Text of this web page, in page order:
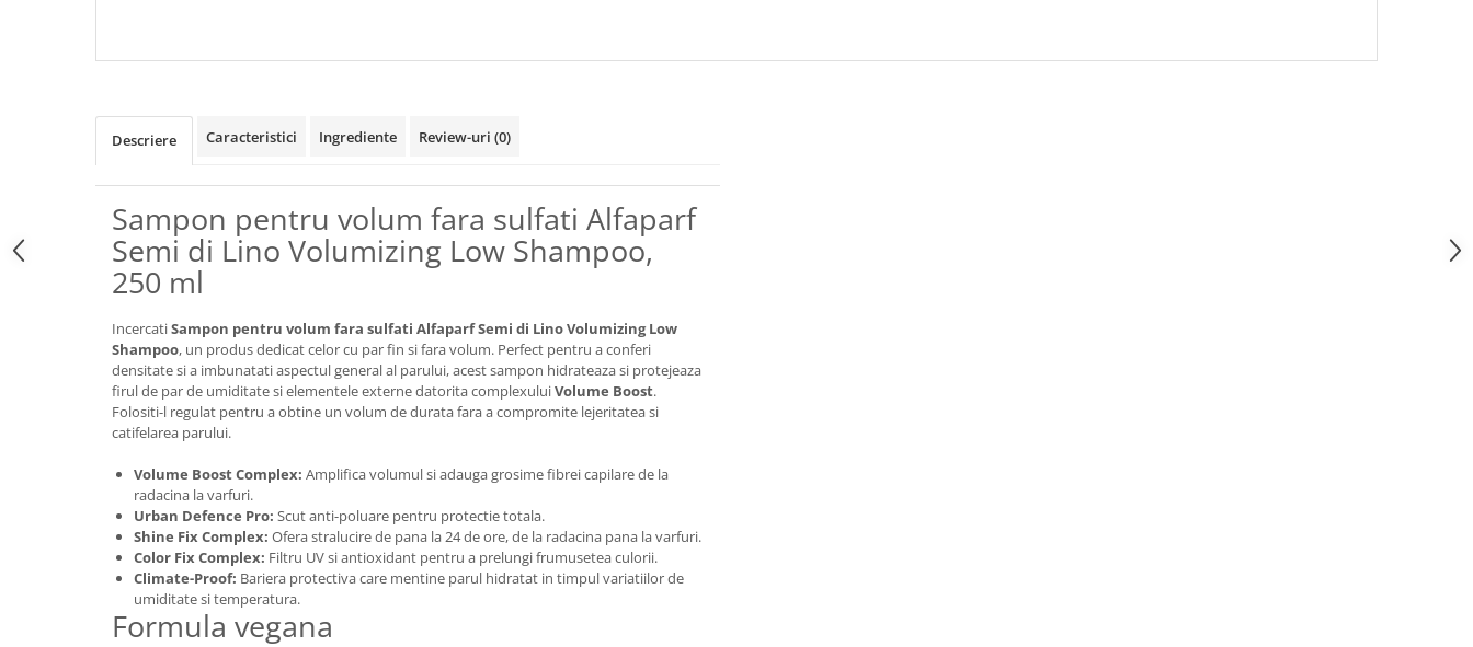
Descriere Caracteristici Ingrediente Review-uri (0)
Sampon pentru volum fara sulfati Alfaparf
Semi di Lino Volumizing Low Shampoo,
250 ml
IncercatiSampon pentru volum fara sulfati Alfaparf Semi di Lino Volumizing Low
Shampoo, un produs dedicat celor cu par fin si fara volum. Perfect pentru a conferi
densitate si a imbunatati aspectul general al parului, acest sampon hidrateaza si protejeaza
firul de par de umiditate si elementele externe datorita complexuluiVolume Boost.
Folositi-l regulat pentru a obtine un volum de durata fara a compromite lejeritatea si
catifelarea parului.
Volume Boost Complex: Amplifica volumul si adauga grosime fibrei capilare de la
radacina la varfuri.
Urban Defence Pro: Scut anti-poluare pentru protectie totala.
Shine Fix Complex: Ofera stralucire de pana la 24 de ore, de la radacina pana la varfuri.
Color Fix Complex: Filtru UV si antioxidant pentru a prelungi frumusetea culorii.
Climate-Proof: Bariera protectiva care mentine parul hidratat in timpul variatiilor de
umiditate si temperatura.
Formula vegana